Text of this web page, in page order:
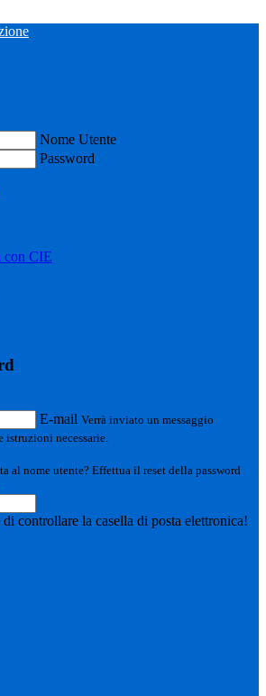
Nome Utente
Password
con CIE
E-mail Verrà inviato un messaggio
necessarie.
al nome utente? Effettua il reset della password
controllare la casella di posta elettronica!